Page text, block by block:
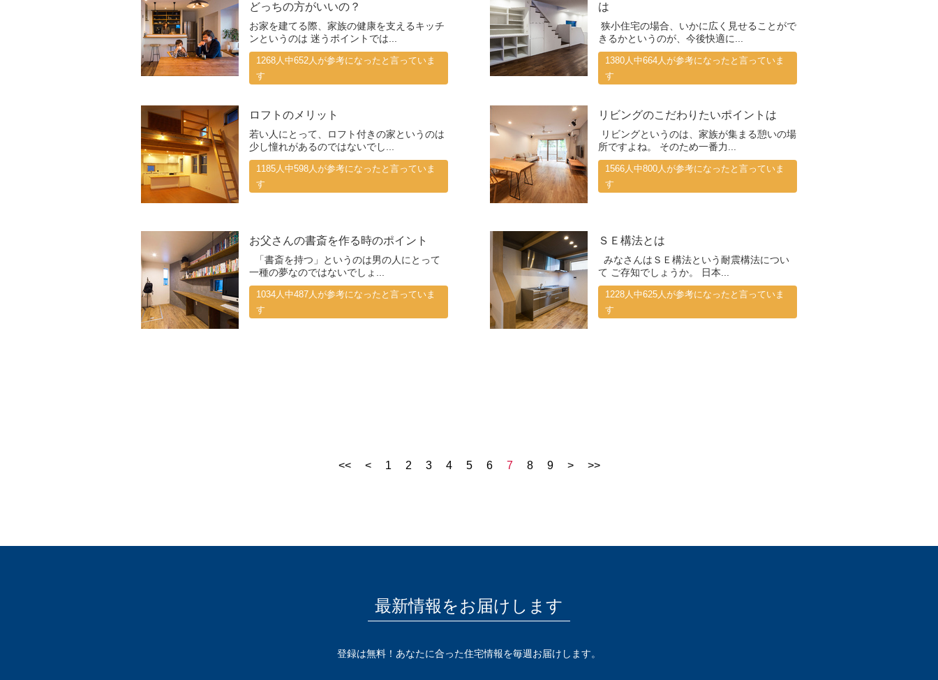
どっちの方がいいの？
お家を建てる際、家族の健康を支えるキッチ
ンというのは 迷うポイントでは...
1268人中652人が参考になったと言っていま
す
は
狭小住宅の場合、いかに広く見せることがで
きるかというのが、今後快適に...
1380人中664人が参考になったと言っていま
す
ロフトのメリット
若い人にとって、ロフト付きの家というのは
少し憧れがあるのではないでし...
1185人中598人が参考になったと言っていま
す
リビングのこだわりたいポイントは
リビングというのは、家族が集まる憩いの場
所ですよね。 そのため一番力...
1566人中800人が参考になったと言っていま
す
お父さんの書斎を作る時のポイント
「書斎を持つ」というのは男の人にとって
一種の夢なのではないでしょ...
1034人中487人が参考になったと言っていま
す
ＳＥ構法とは
みなさんはＳＥ構法という耐震構法につい
て ご存知でしょうか。 日本...
1228人中625人が参考になったと言っていま
す
<< < 1 2 3 4 5 6 7 8 9 > >>
最新情報をお届けします
登録は無料！あなたに合った住宅情報を毎週お届けします。